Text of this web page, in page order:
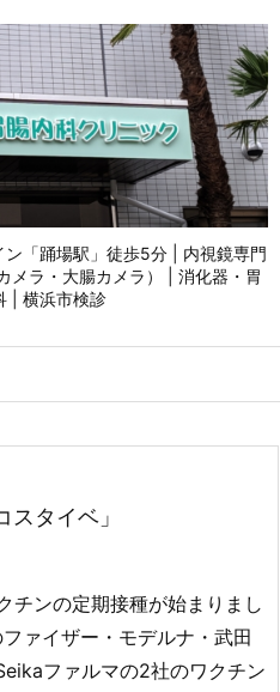
「踊場駅」徒歩5分 | 内視鏡専門
メラ・大腸カメラ） | 消化器・胃
| 横浜市検診
タイベ」
ンの定期接種が始まりまし
ァイザー・モデルナ・武田
ファルマの2社のワクチン